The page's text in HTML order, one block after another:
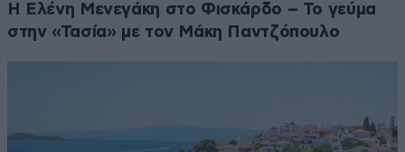
Η Ελένη Μενεγάκη στο Φισκάρδο – Το γεύμα
στην «Τασία» με τον Μάκη Παντζόπουλο